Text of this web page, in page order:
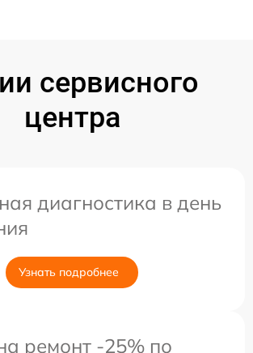
сервисного
центра
диагностика в день
Узнать подробнее
ремонт -25% по